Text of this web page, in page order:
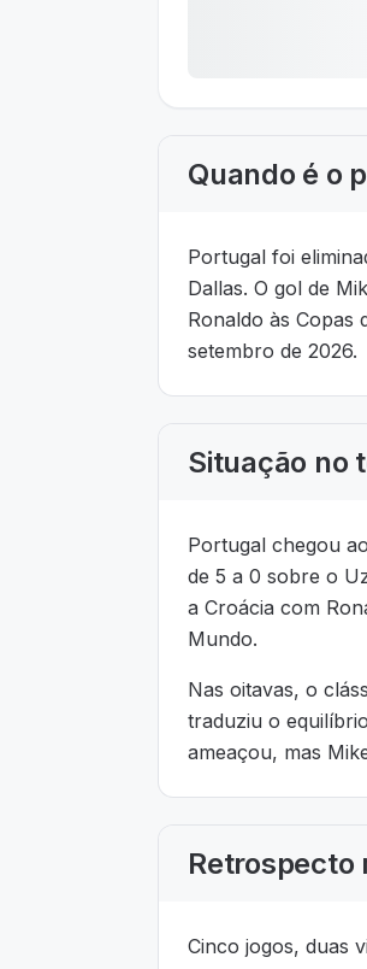
Quando é o
Portugal foi
Dallas. O gol de
Ronaldo às Copas
setembro de 2026.
Situação no
Portugal chegou
de 5 a 0 sobre o
a Croácia com
Mundo.
Nas oitavas, o
traduziu o
ameaçou, mas
Retrospecto
Cinco jogos, duas